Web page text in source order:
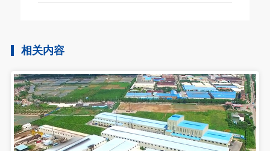
相关内容